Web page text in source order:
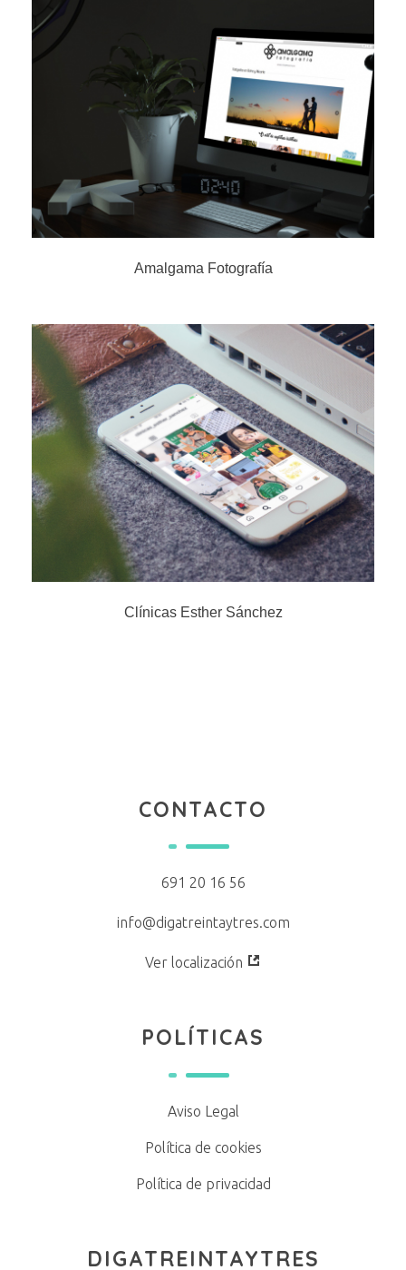
Amalgama Fotografía
Clínicas Esther Sánchez
CONTACTO
691 20 16 56
info@digatreintaytres.com
Ver localización
POLÍTICAS
Aviso Legal
Política de cookies
Política de privacidad
DIGATREINTAYTRES